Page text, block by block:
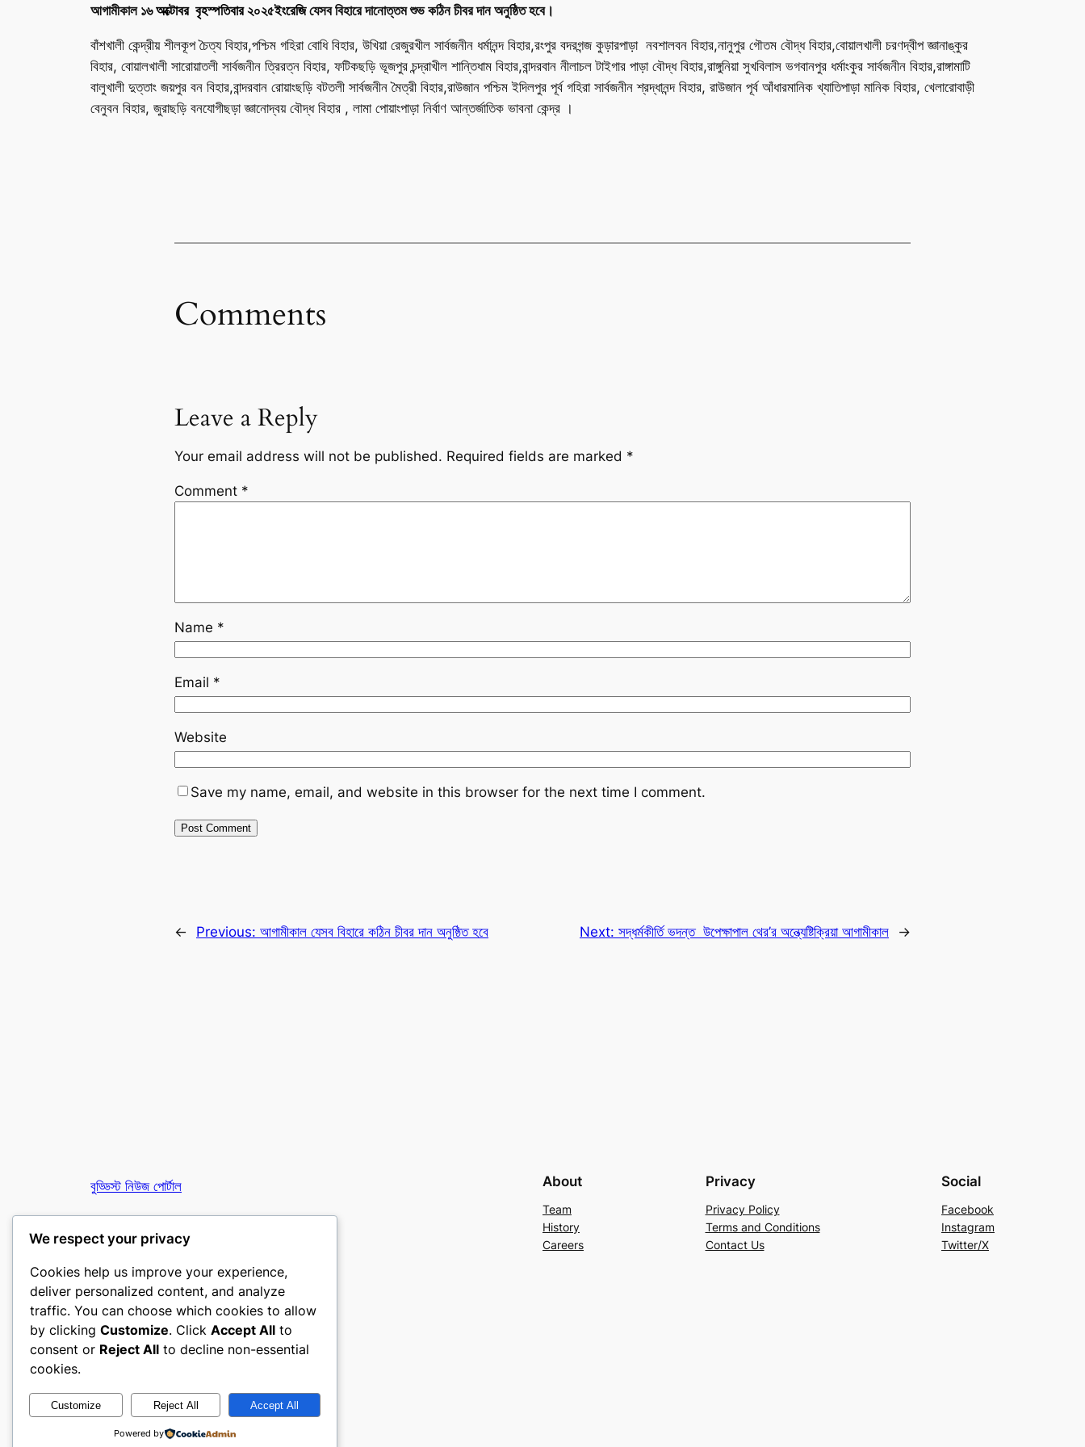
আগামীকাল ১৬ অক্টোবর বৃহস্পতিবার ২০২৫ইংরেজিযেসব বিহারে দানোত্তম শুভ কঠিন চীবর দান অনুষ্ঠিত হবে।
বাঁশখালী কেন্দ্রীয় শীলকূপ চৈত্য বিহার,পশ্চিম গহিরা বোধি বিহার, উখিয়া রেজুরখীল সার্বজনীন ধর্মানন্দ বিহার,রংপুর বদরগন্জ কুড়ারপাড়া নবশালবন বিহার,নানুপুর গৌতম বৌদ্ধ বিহার,বোয়ালখালী চরণদ্বীপ জ্ঞানাঙ্কুর
বিহার, বোয়ালখালী সারোয়াতলী সার্বজনীন ত্রিরত্ন বিহার, ফটিকছড়ি ভূজপুর চন্দ্রাখীল শান্তিধাম বিহার,বান্দরবান নীলাচল টাইগার পাড়া বৌদ্ধ বিহার,রাঙ্গুনিয়া সুখবিলাস ভগবানপুর ধর্মাংকুর সার্বজনীন বিহার,রাঙ্গামাটি
বালুখালী দুত্তাং জয়পুর বন বিহার,বান্দরবান রোয়াংছড়ি বটতলী সার্বজনীন মৈত্রী বিহার,রাউজান পশ্চিম ইদিলপুর পূর্ব গহিরা সার্বজনীন শ্রদ্ধানন্দ বিহার, রাউজান পূর্ব আঁধারমানিক খ্যাতিপাড়া মানিক বিহার, খেলারোবাড়ী
বেনুবন বিহার, জুরাছড়ি বনযোগীছড়া জ্ঞানোদ্বয় বৌদ্ধ বিহার , লামা পোয়াংপাড়া নির্বাণ আন্তর্জাতিক ভাবনা কেন্দ্র ।
Comments
Leave a Reply
Your email address will not be published. Required fields are marked *
Comment *
Name *
Email *
Website
Save my name, email, and website in this browser for the next time I comment.
← Previous: আগামীকাল যেসব বিহারে কঠিন চীবর দান অনুষ্ঠিত হবে Next: সদ্ধর্মকীর্তি ভদন্ত উপেক্ষাপাল থের’র অন্ত্যেষ্টিক্রিয়া আগামীকাল →
বুড্ডিস্ট নিউজ পোর্টাল
তথাগত অনলাইন
About
Team
History
Careers
Privacy
Privacy Policy
Terms and Conditions
Contact Us
Social
Facebook
Instagram
Twitter/X
Designed withWordPress
We respect your privacy
Cookies help us improve your experience,
deliver personalized content, and analyze
traffic. You can choose which cookies to allow
by clicking Customize. Click Accept All to
consent or Reject All to decline non-essential
cookies.
Customize Reject All Accept All
Powered by